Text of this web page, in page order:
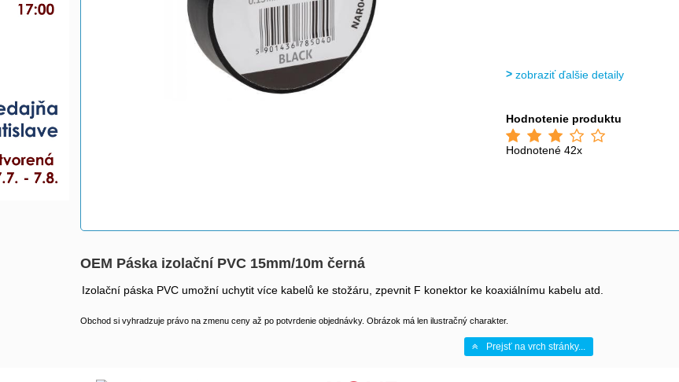
zobraziť ďalšie detaily
Hodnotenie produktu
Hodnotené 42x
OEM Páska izolační PVC 15mm/10m černá
Izolační páska PVC umožní uchytit více kabelů ke stožáru, zpevnit F konektor ke koaxiálnímu kabelu atd.
Obchod si vyhradzuje právo na zmenu ceny až po potvrdenie objednávky. Obrázok má len ilustračný charakter.
Prejsť na vrch stránky...